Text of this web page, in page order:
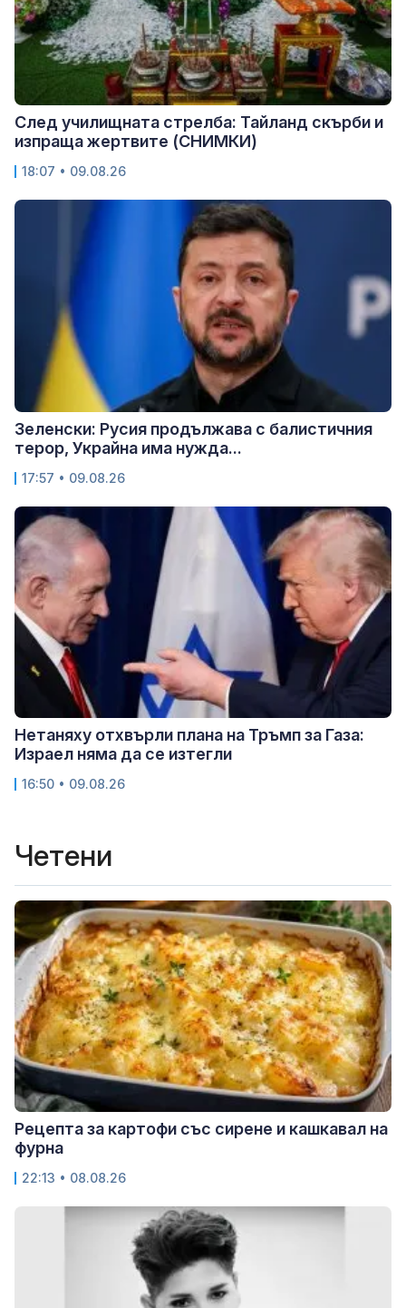
След училищната стрелба: Тайланд скърби и
изпраща жертвите (СНИМКИ)
18:07 • 09.08.26
Зеленски: Русия продължава с балистичния
терор, Украйна има нужда...
17:57 • 09.08.26
Нетаняху отхвърли плана на Тръмп за Газа:
Израел няма да се изтегли
16:50 • 09.08.26
Четени
Рецепта за картофи със сирене и кашкавал на
фурна
22:13 • 08.08.26